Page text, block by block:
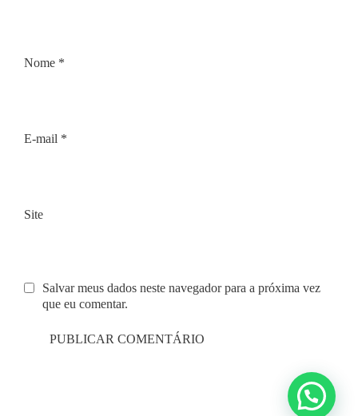
Nome *
E-mail *
Site
Salvar meus dados neste navegador para a próxima vez
que eu comentar.